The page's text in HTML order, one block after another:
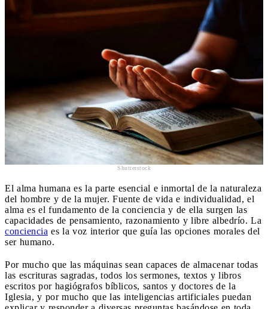
Shutterstock
El alma humana es la parte esencial e inmortal de la naturaleza
del hombre y de la mujer. Fuente de vida e individualidad, el
alma es el fundamento de la conciencia y de ella surgen las
capacidades de pensamiento, razonamiento y libre albedrío. La
conciencia es la voz interior que guía las opciones morales del
ser humano.
Por mucho que las máquinas sean capaces de almacenar todas
las escrituras sagradas, todos los sermones, textos y libros
escritos por hagiógrafos bíblicos, santos y doctores de la
Iglesia, y por mucho que las inteligencias artificiales puedan